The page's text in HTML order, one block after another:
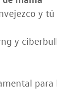
y
y
para